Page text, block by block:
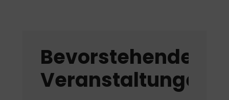
Bevorstehende
Veranstaltungen